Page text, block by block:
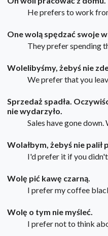
He prefers to work
One wolą spędzać swoje
They prefer spending
Wolelibyśmy, żebyś nie
We prefer that you
Sprzedaż spadła.
nie wydarzyło.
Sales have gone
Wolałbym, żebyś nie palił
I'd prefer it if you
Wolę pić kawę czarną.
I prefer my coffee
Wolę o tym nie myśleć.
I prefer not to think